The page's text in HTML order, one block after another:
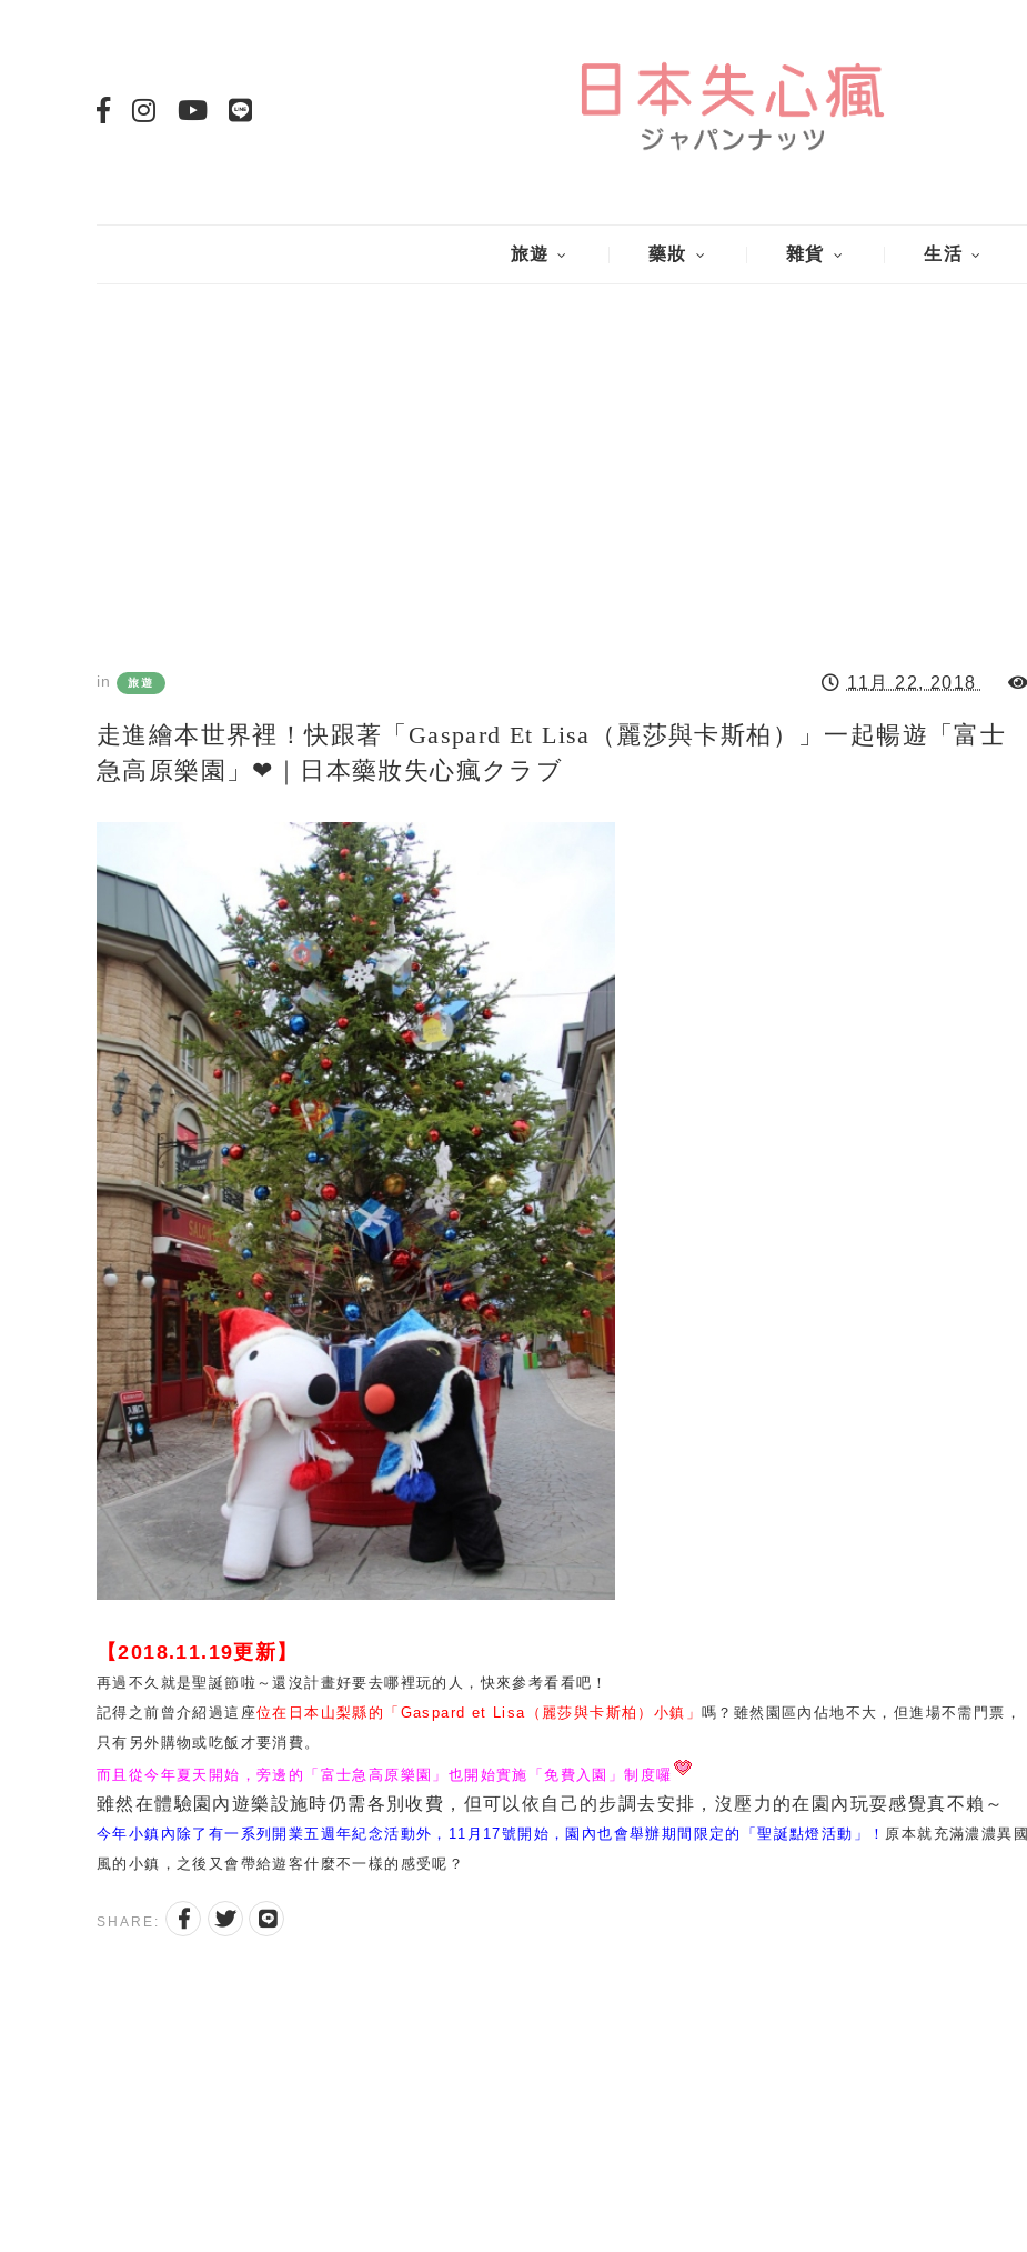
旅遊 藥妝 雜貨 生活
in 旅遊 11月 22, 2018
走進繪本世界裡！快跟著「Gaspard Et Lisa（麗莎與卡斯柏）」一起暢遊「富士
急高原樂園」❤｜日本藥妝失心瘋クラブ
【2018.11.19更新】
再過不久就是聖誕節啦～還沒計畫好要去哪裡玩的人，快來參考看看吧！
記得之前曾介紹過這座位在日本山梨縣的「 Gaspard et Lisa （麗莎與卡斯柏）小鎮」嗎？ 雖然園區內佔地不大，但進場不需門票，
只有另外購物或吃飯才要消費。
而且 從今年夏天開始，旁邊的「富士急高原樂園」也開始實施「免費入園」制度囉
雖然在體驗園內遊樂設施時仍需各別收費，但可以依自己的步調去安排，沒壓力的在園內玩耍感覺真不賴～
今年小鎮內除了有一系列開業五週年紀念活動外， 11 月 17號開始，園內也會舉辦期間限定的「聖誕點燈活動」！ 原本就充滿濃濃異國
風的小鎮，之後又會帶給遊客什麼不一樣的感受呢？
SHARE: